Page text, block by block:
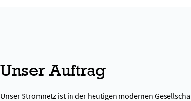
Unser Auftrag
Unser Stromnetz ist in der heutigen modernen